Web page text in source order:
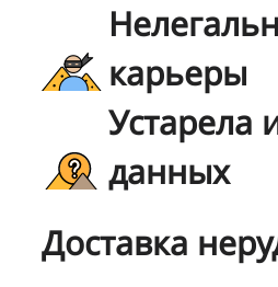
карьеры
Устарела
данных
Доставка